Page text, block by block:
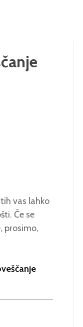
vas lahko
Če se
prosimo,